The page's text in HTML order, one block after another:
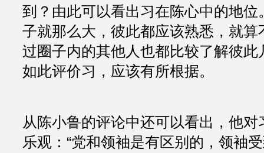
到？由此可以看出习在陈心中的地位
子就那么大，彼此都应该熟悉，就算
过圈子内的其他人也都比较了解彼此
如此评价习，应该有所根据。
从陈小鲁的评论中还可以看出，他对
乐观：“党和领袖是有区别的，领袖